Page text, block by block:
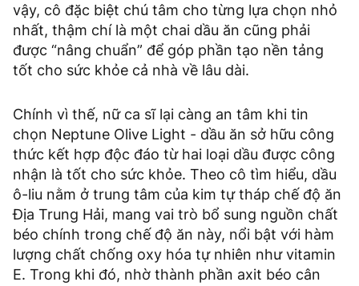
vậy, cô đặc biệt chú tâm cho từng lựa chọn nhỏ
nhất, thậm chí là một chai dầu ăn cũng phải
được “nâng chuẩn” để góp phần tạo nền tảng
tốt cho sức khỏe cả nhà về lâu dài.
Chính vì thế, nữ ca sĩ lại càng an tâm khi tin
chọn Neptune Olive Light - dầu ăn sở hữu công
thức kết hợp độc đáo từ hai loại dầu được công
nhận là tốt cho sức khỏe. Theo cô tìm hiểu, dầu
ô-liu nằm ở trung tâm của kim tự tháp chế độ ăn
Địa Trung Hải, mang vai trò bổ sung nguồn chất
béo chính trong chế độ ăn này, nổi bật với hàm
lượng chất chống oxy hóa tự nhiên như vitamin
E. Trong khi đó, nhờ thành phần axit béo cân